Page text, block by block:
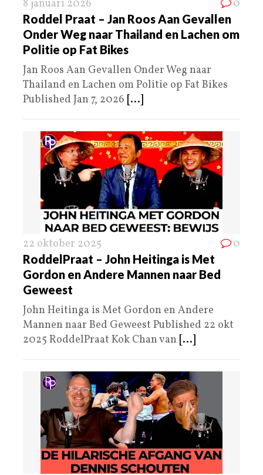
8 januari 2026 0
Roddel Praat – Jan Roos Aan Gevallen
Onder Weg naar Thailand en Lachen om
Politie op Fat Bikes
Jan Roos Aan Gevallen Onder Weg naar
Thailand en Lachen om Politie op Fat Bikes
Published Jan 7, 2026 [...]
22 oktober 2025 0
RoddelPraat – John Heitinga is Met
Gordon en Andere Mannen naar Bed
Geweest
John Heitinga is Met Gordon en Andere
Mannen naar Bed Geweest Published 22 okt
2025 RoddelPraat Kok Chan van [...]